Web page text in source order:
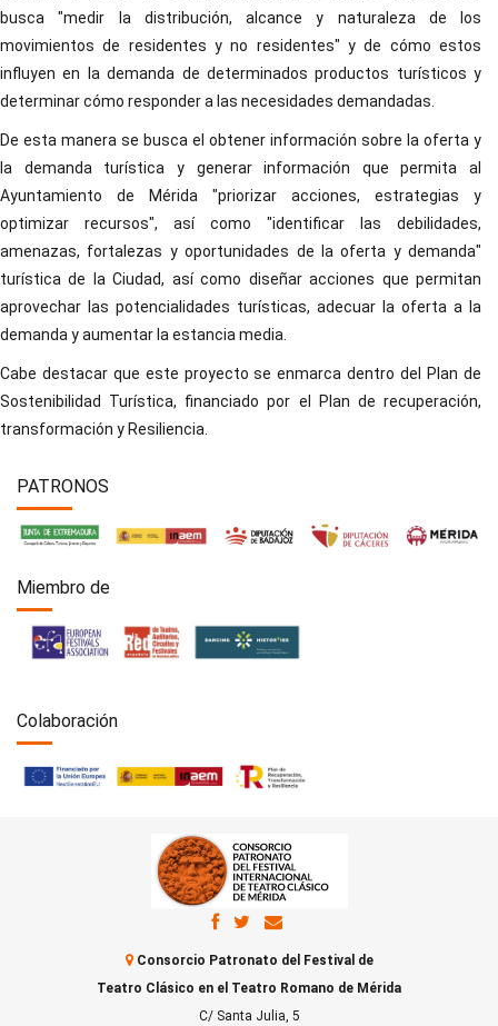
busca "medir la distribución, alcance y naturaleza de los
movimientos de residentes y no residentes" y de cómo estos
influyen en la demanda de determinados productos turísticos y
determinar cómo responder a las necesidades demandadas.
De esta manera se busca el obtener información sobre la oferta y
la demanda turística y generar información que permita al
Ayuntamiento de Mérida "priorizar acciones, estrategias y
optimizar recursos", así como "identificar las debilidades,
amenazas, fortalezas y oportunidades de la oferta y demanda"
turística de la Ciudad, así como diseñar acciones que permitan
aprovechar las potencialidades turísticas, adecuar la oferta a la
demanda y aumentar la estancia media.
Cabe destacar que este proyecto se enmarca dentro del Plan de
Sostenibilidad Turística, financiado por el Plan de recuperación,
transformación y Resiliencia.
PATRONOS
Miembro de
Colaboración
Consorcio Patronato del Festival de
Teatro Clásico en el Teatro Romano de Mérida
C/ Santa Julia, 5